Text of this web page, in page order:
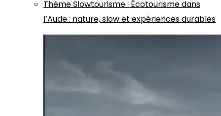
ThèmeSlowtourisme: Écotourisme dans
l’Aude : nature, slow et expériences durables